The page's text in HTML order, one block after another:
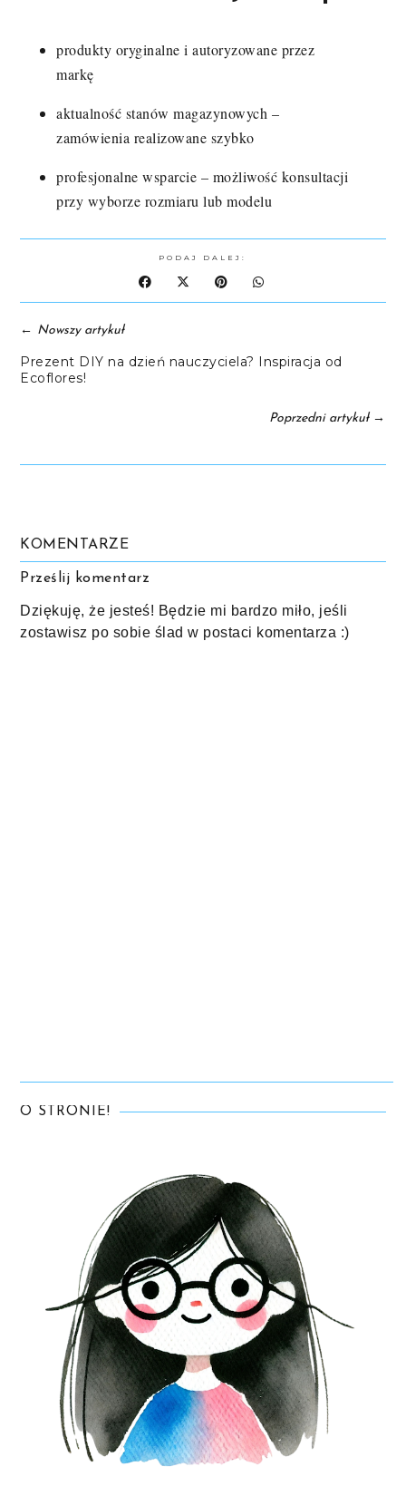
produkty oryginalne i autoryzowane przez
markę
aktualność stanów magazynowych –
zamówienia realizowane szybko
profesjonalne wsparcie – możliwość konsultacji
przy wyborze rozmiaru lub modelu
PODAJ DALEJ:
← Nowszy artykuł
Prezent DIY na dzień nauczyciela? Inspiracja od
Ecoflores!
Poprzedni artykuł→
KOMENTARZE
Prześlij komentarz
Dziękuję, że jesteś! Będzie mi bardzo miło, jeśli
zostawisz po sobie ślad w postaci komentarza :)
O STRONIE!